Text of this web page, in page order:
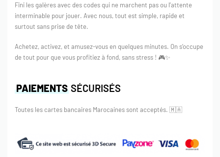
Fini les galères avec des codes qui ne marchent pas ou l’attente
interminable pour jouer. Avec nous, tout est simple, rapide et
surtout sans prise de tête.
Achetez, activez, et amusez-vous en quelques minutes. On s’occupe
de tout pour que vous profitiez à fond, sans stress ! 🎮✨
PAIEMENTS SÉCURISÉS
Toutes les cartes bancaires Marocaines sont acceptés. 🇲🇦